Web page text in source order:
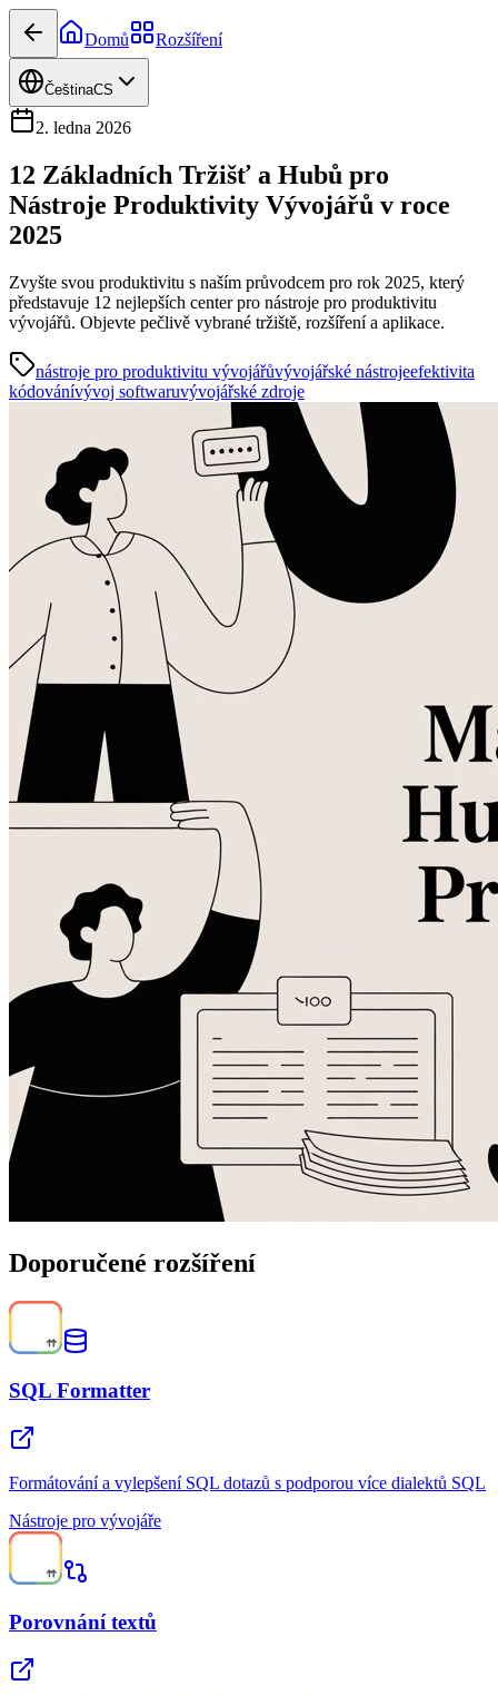
Domů Rozšíření
ČeštinaCS
2. ledna 2026
12 Základních Tržišť a Hubů pro
Nástroje Produktivity Vývojářů v roce
2025
Zvyšte svou produktivitu s naším průvodcem pro rok 2025, který
představuje 12 nejlepších center pro nástroje pro produktivitu
vývojářů. Objevte pečlivě vybrané tržiště, rozšíření a aplikace.
nástroje pro produktivitu vývojářůvývojářské nástrojeefektivita
kódovánívývoj softwaruvývojářské zdroje
Doporučené rozšíření
SQL Formatter
Formátování a vylepšení SQL dotazů s podporou více dialektů SQL
Nástroje pro vývojáře
Porovnání textů